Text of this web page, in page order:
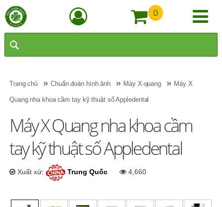
0
Trang chủ »Chuẩn đoán hình ảnh » Máy X-quang » Máy X
Quang nha khoa cầm tay kỹ thuật số Appledental
Máy X Quang nha khoa cầm
tay kỹ thuật số Appledental
Xuất xứ: Trung Quốc 4,660